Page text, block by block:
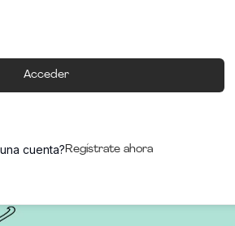
Acceder
cuenta?Regístrate ahora